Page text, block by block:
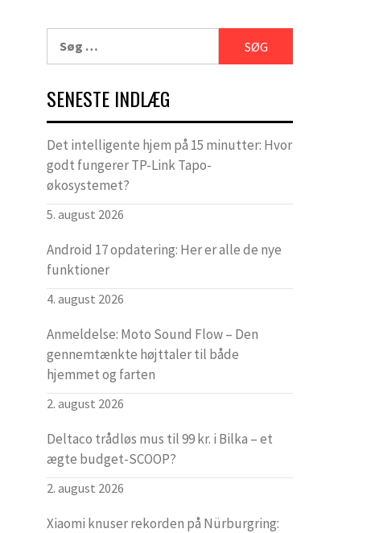
efter:
SENESTE INDLÆG
Det intelligente hjem på 15 minutter: Hvor
godt fungerer TP-Link Tapo-
økosystemet?
5. august 2026
Android 17 opdatering: Her er alle de nye
funktioner
4. august 2026
Anmeldelse: Moto Sound Flow – Den
gennemtænkte højttaler til både
hjemmet og farten
2. august 2026
Deltaco trådløs mus til 99 kr. i Bilka – et
ægte budget-SCOOP?
2. august 2026
Xiaomi knuser rekorden på Nürburgring: